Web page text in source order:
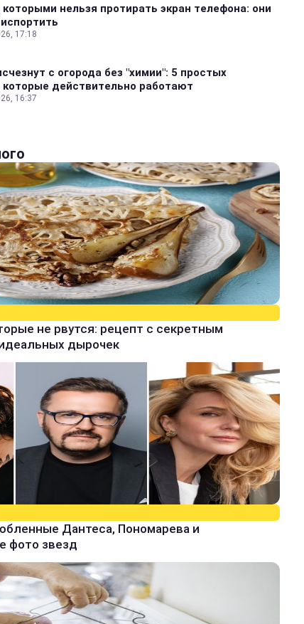
нельзя протирать экран телефона: они
17:18
с огорода без "химии": 5 простых
которые действительно работают
16:37
не рвутся: рецепт с секретным
дырочек
Дантеса, Пономарева и
фото звезд